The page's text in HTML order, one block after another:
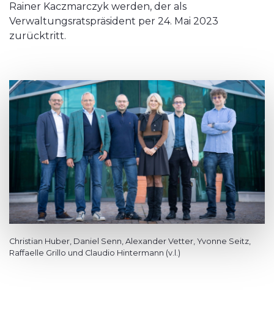
Rainer Kaczmarczyk werden, der als
Verwaltungsratspräsident per 24. Mai 2023
zurücktritt.
Christian Huber, Daniel Senn, Alexander Vetter, Yvonne Seitz,
Raffaelle Grillo und Claudio Hintermann (v.l.)